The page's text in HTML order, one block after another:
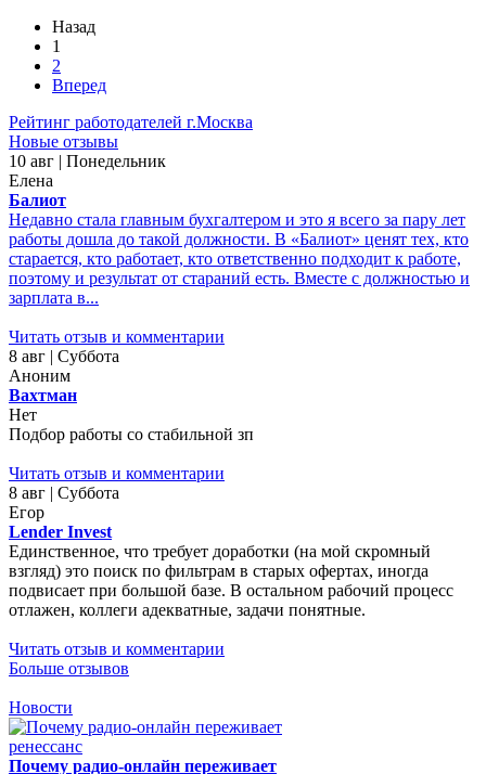
Назад
1
2
Вперед
Рейтинг работодателей г.Москва
Новые отзывы
10 авг | Понедельник
Елена
Балиот
Недавно стала главным бухгалтером и это я всего за пару лет
работы дошла до такой должности. В «Балиот» ценят тех, кто
старается, кто работает, кто ответственно подходит к работе,
поэтому и результат от стараний есть. Вместе с должностью и
зарплата в...
Читать отзыв и комментарии
8 авг | Суббота
Аноним
Вахтман
Нет
Подбор работы со стабильной зп
Читать отзыв и комментарии
8 авг | Суббота
Егор
Lender Invest
Единственное, что требует доработки (на мой скромный
взгляд) это поиск по фильтрам в старых офертах, иногда
подвисает при большой базе. В остальном рабочий процесс
отлажен, коллеги адекватные, задачи понятные.
Читать отзыв и комментарии
Больше отзывов
Новости
Почему радио-онлайн переживает